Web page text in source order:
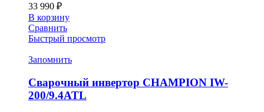
33 990 ₽
В корзину
Сравнить
Быстрый просмотр
Запомнить
Сварочный инвертор CHAMPION IW-
200/9.4ATL